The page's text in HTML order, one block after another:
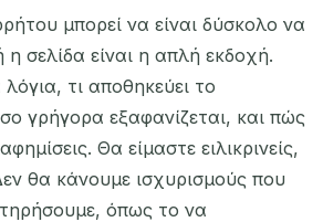
μπορεί να είναι δύσκολο να
σελίδα είναι η απλή εκδοχή.
τι αποθηκεύει το
γρήγορα εξαφανίζεται, και πώς
Θα είμαστε ειλικρινείς,
Δεν θα κάνουμε ισχυρισμούς που
όπως το να